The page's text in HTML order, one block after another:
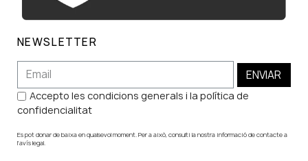
NEWSLETTER
ENVIAR
Accepto les condicions generals i la política de
confidencialitat
Es pot donar de baixa en qualsevol moment. Per a això, consulti la nostra informació de contacte a
l'avís legal.